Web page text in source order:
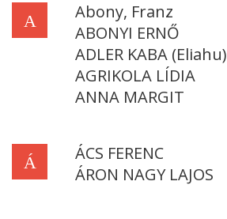
A
Abony, Franz
ABONYI ERNŐ
ADLER KABA (Eliahu)
AGRIKOLA LÍDIA
ANNA MARGIT
Á
ÁCS FERENC
ÁRON NAGY LAJOS